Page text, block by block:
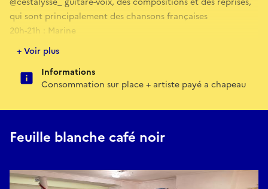
qui sont principalement des chansons françaises
20h-21h : Marine
@mmg_blue guitare et voix et quelle voix!
Une après-midi musicale intimiste et conviviale à écouter en
sirotant un verre dans un petit café culturel.
+ Voir plus
Informations
Consommation sur place + artiste payé a chapeau
Feuille blanche café noir